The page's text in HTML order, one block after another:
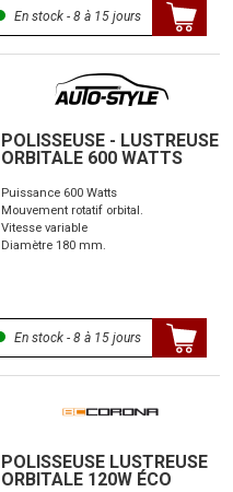
En stock - 8 à 15 jours
POLISSEUSE - LUSTREUSE
ORBITALE 600 WATTS
Puissance 600 Watts
Mouvement rotatif orbital.
Vitesse variable
Diamètre 180 mm.
En stock - 8 à 15 jours
POLISSEUSE LUSTREUSE
ORBITALE 120W ÉCO